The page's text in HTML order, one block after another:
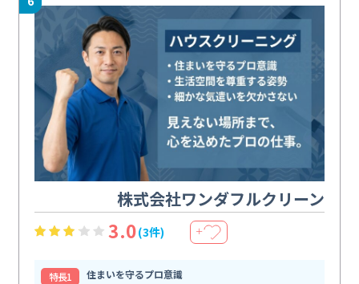
株式会社ワンダフルクリーン
3.0(3件) ＋
特⻑1
住まいを守るプロ意識